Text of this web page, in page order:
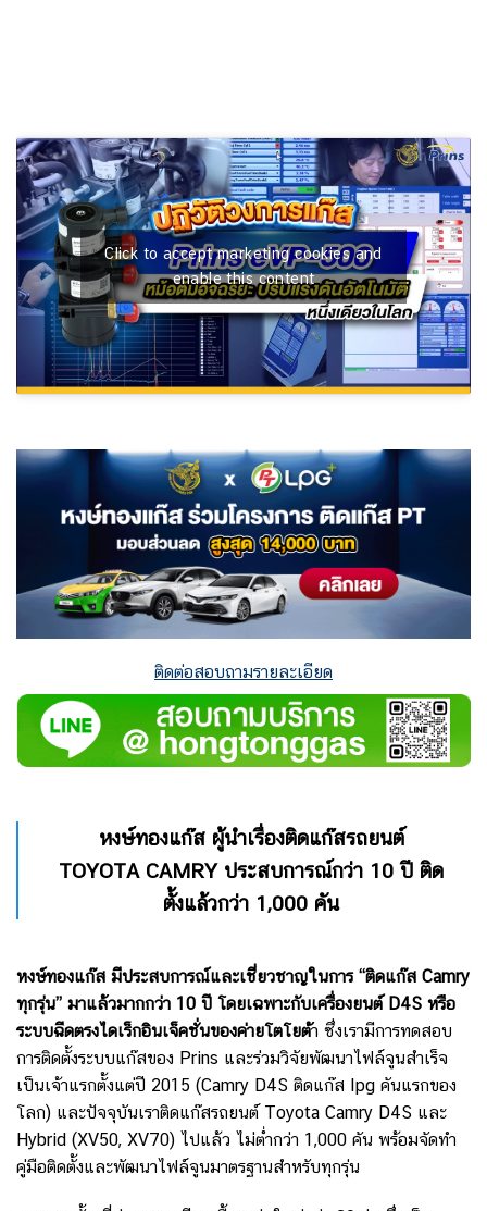
Click to accept marketing cookies and
enable this content
ติดต่อสอบถามรายละเอียด
หงษ์ทองแก๊ส ผู้นำเรื่องติดแก๊สรถยนต์
TOYOTA CAMRY ประสบการณ์กว่า 10 ปี ติด
ตั้งแล้วกว่า 1,000 คัน
หงษ์ทองแก๊ส มีประสบการณ์และเชี่ยวชาญในการ “ติดแก๊ส Camry
ทุกรุ่น” มาแล้วมากกว่า 10 ปี โดยเฉพาะกับเครื่องยนต์ D4S หรือ
ระบบฉีดตรงไดเร็กอินเจ็คชั่นของค่ายโตโยต้า ซึ่งเรามีการทดสอบ
การติดตั้งระบบแก๊สของ Prins และร่วมวิจัยพัฒนาไฟล์จูนสำเร็จ
เป็นเจ้าแรกตั้งแต่ปี 2015 (Camry D4S ติดแก๊ส lpg คันแรกของ
โลก) และปัจจุบันเราติดแก๊สรถยนต์ Toyota Camry D4S และ
Hybrid (XV50, XV70) ไปแล้ว ไม่ต่ำกว่า 1,000 คัน พร้อมจัดทำ
คู่มือติดตั้งและพัฒนาไฟล์จูนมาตรฐานสำหรับทุกรุ่น